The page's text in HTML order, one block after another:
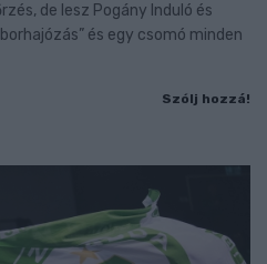
de lesz Pogány Induló és
és egy csomó minden
Szólj hozzá!